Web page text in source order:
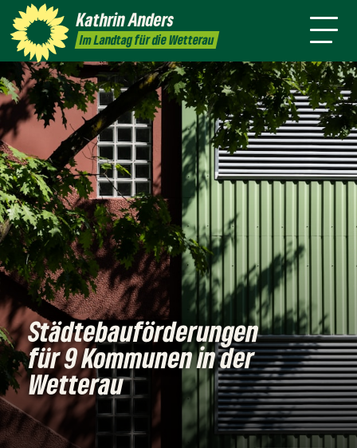
KathrinAnders
Im Landtag für die Wetterau
Kontakt
mich
Städtebauförderungen
für 9 Kommunen in der
Wetterau